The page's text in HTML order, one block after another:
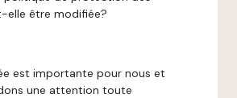
elle être modifiée?
est importante pour nous et
une attention toute